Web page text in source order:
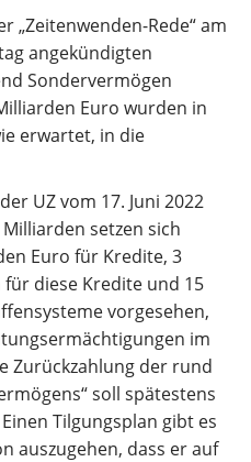
„Zeitenwenden-Rede“ am
angekündigten
Sondervermögen
Euro wurden in
erwartet, in die
UZ vom 17. Juni 2022
setzen sich
Euro für Kredite, 3
diese Kredite und 15
vorgesehen,
im
Zurückzahlung der rund
soll spätestens
Tilgungsplan gibt es
auszugehen, dass er auf